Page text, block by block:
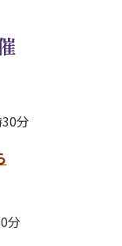
分
分